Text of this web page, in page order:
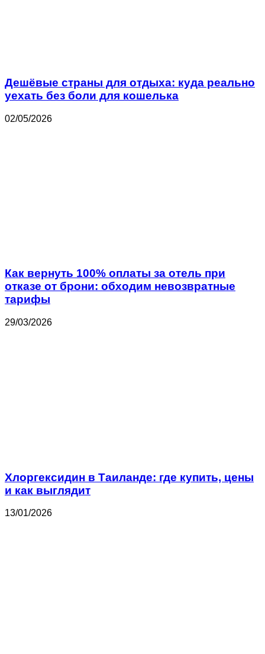
Дешёвые страны для отдыха: куда реально
уехать без боли для кошелька
02/05/2026
Как вернуть 100% оплаты за отель при
отказе от брони: обходим невозвратные
тарифы
29/03/2026
Хлоргексидин в Таиланде: где купить, цены
и как выглядит
13/01/2026